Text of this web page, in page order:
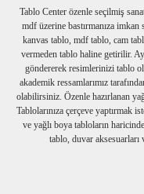
takılarak baloncuklu
sırasında hasar
Birden fazla tablo
paketlenerek
Tablo Center özenle seçilmiş
mdf üzerine bastırmanıza
kanvas tablo, mdf tablo, cam
vermeden tablo haline getirilir.
göndererek resimlerinizi tablo
akademik ressamlarımız
olabilirsiniz. Özenle hazırlanan
Tablolarınıza çerçeve yaptırmak
ve yağlı boya tabloların
tablo, duvar